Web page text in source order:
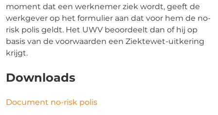
moment dat een werknemer ziek wordt, geeft de
werkgever op het formulier aan dat voor hem de no-
risk polis geldt. Het UWV beoordeelt dan of hij op
basis van de voorwaarden een Ziektewet-uitkering
krijgt.
Downloads
Document no-risk polis